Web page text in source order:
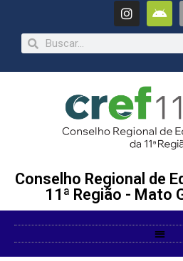
Conselho Regional de
11ª Região - Mato